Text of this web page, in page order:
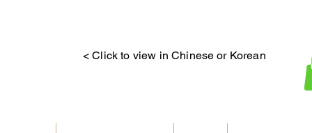
< Click to view in Chinese or Korean